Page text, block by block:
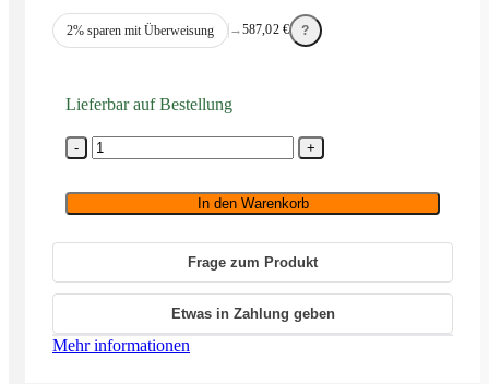
2% sparen mit Überweisung →587,02 € ?
Lieferbar auf Bestellung
Silent
Angel
Menge
In den Warenkorb
Frage zum Produkt
Etwas in Zahlung geben
Mehr informationen